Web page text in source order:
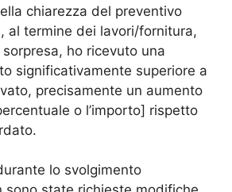
chiarezza del preventivo
al termine dei lavori/fornitura,
ho ricevuto una
significativamente superiore a
precisamente un aumento
o l’importo] rispetto
lo svolgimento